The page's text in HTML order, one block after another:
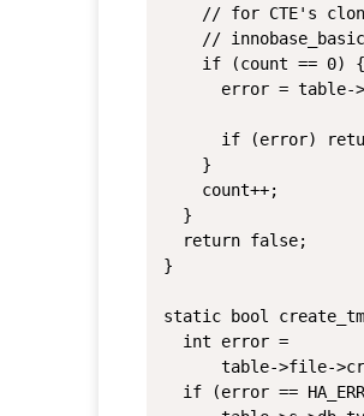
// for CTE's
//
    if (count == 0) {
error = table-
if (error)
    }
    count++;
  }
  return false;
}
static bool
  int error =
table->file-
if (error ==